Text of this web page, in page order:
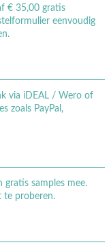
€ 35,00 gratis
eenvoudig
via iDEAL / Wero of
zoals PayPal,
gratis samples mee.
te proberen.